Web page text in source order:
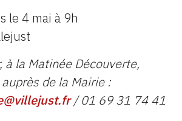
le 4 mai à 9h
à la Matinée Découverte,
de la Mairie :
/ 01 69 31 74 41